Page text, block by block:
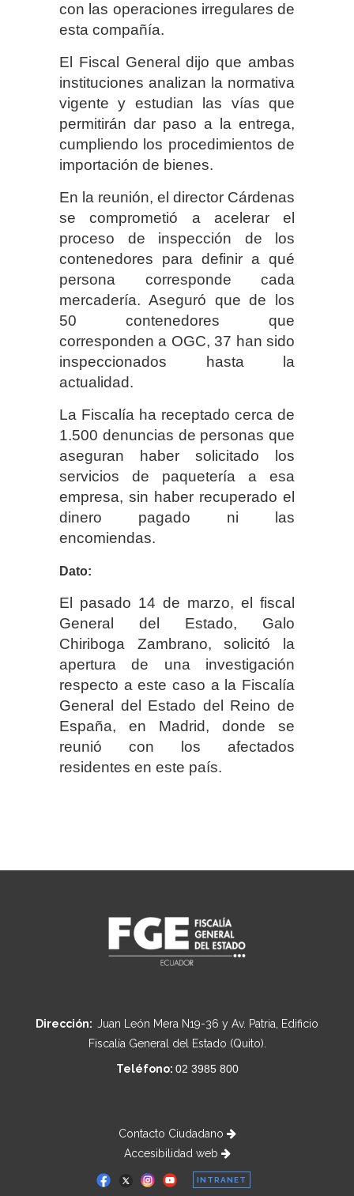
con las operaciones irregulares de
esta compañía.
El Fiscal General dijo que ambas
instituciones analizan la normativa
vigente y estudian las vías que
permitirán dar paso a la entrega,
cumpliendo los procedimientos de
importación de bienes.
En la reunión, el director Cárdenas
se comprometió a acelerar el
proceso de inspección de los
contenedores para definir a qué
persona corresponde cada
mercadería. Aseguró que de los
50 contenedores que
corresponden a OGC, 37 han sido
inspeccionados hasta la
actualidad.
La Fiscalía ha receptado cerca de
1.500 denuncias de personas que
aseguran haber solicitado los
servicios de paquetería a esa
empresa, sin haber recuperado el
dinero pagado ni las
encomiendas.
Dato:
El pasado 14 de marzo, el fiscal
General del Estado, Galo
Chiriboga Zambrano, solicitó la
apertura de una investigación
respecto a este caso a la Fiscalía
General del Estado del Reino de
España, en Madrid, donde se
reunió con los afectados
residentes en este país.
Dirección: Juan León Mera N19-36 y Av. Patria, Edificio
Fiscalía General del Estado (Quito).
Teléfono: 02 3985 800
Contacto Ciudadano
Accesibilidad web
INTRANET